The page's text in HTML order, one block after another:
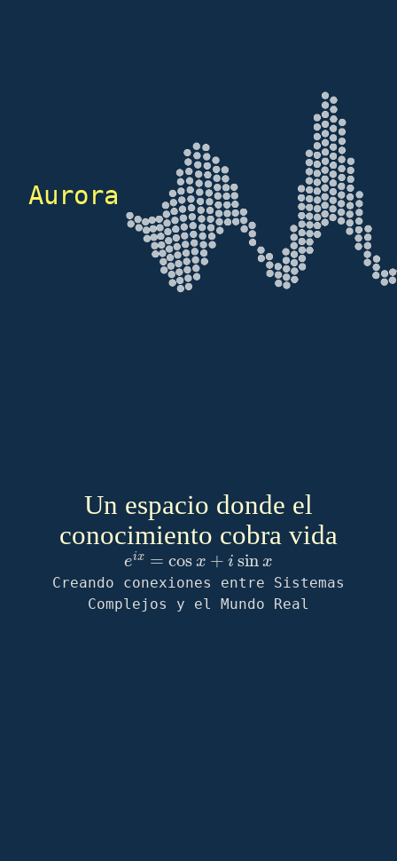
Aurora
Un espacio donde el
conocimiento cobra vida
eix=cosx+ isinx
Creando conexiones entre Sistemas
Complejos y el Mundo Real